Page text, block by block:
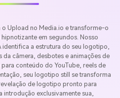
o Upload no Media.io e transforme-o
em segundos. Nosso
a estrutura do seu logotipo,
câmera, desbotes e animações de
conteúdo do YouTube, reels de
seu logotipo still se transforma
de logotipo pronto para
introdução exclusivamente sua,